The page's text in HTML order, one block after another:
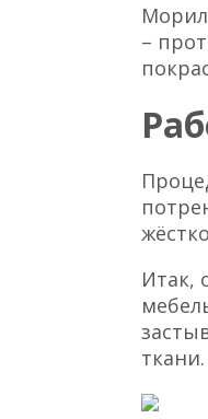
–
Итак,
ткани.